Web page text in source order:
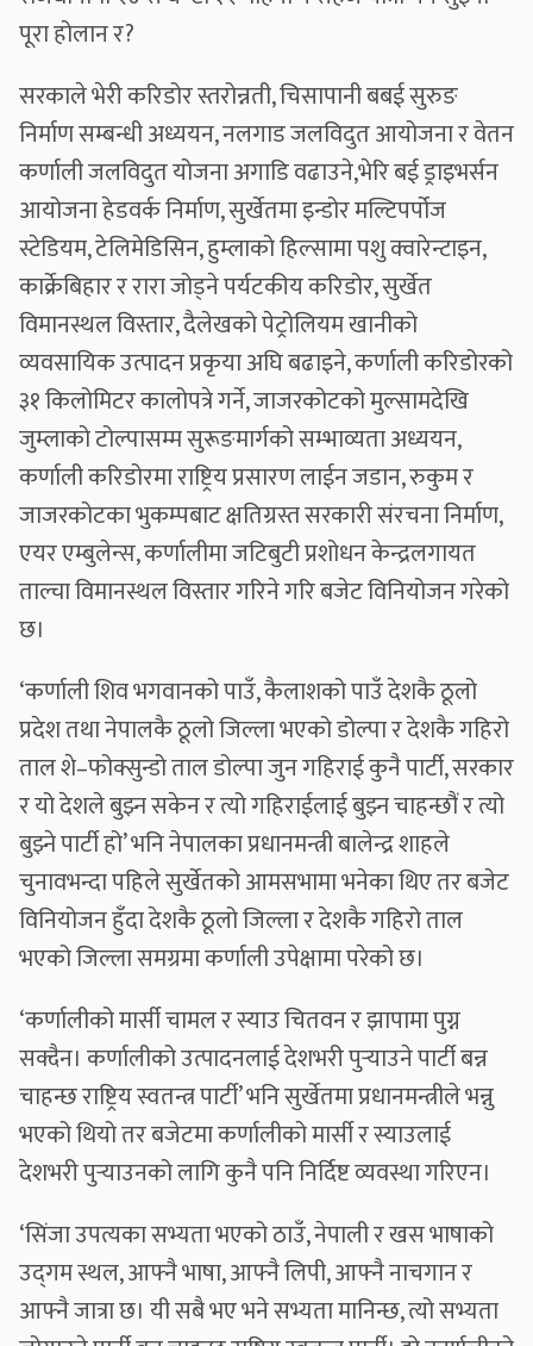
पूरा होलान र?
सरकाले भेरी करिडोर स्तरोन्नती, चिसापानी बबई सुरुङ
निर्माण सम्बन्धी अध्ययन, नलगाड जलविदुत आयोजना र वेतन
कर्णाली जलविदुत योजना अगाडि वढाउने,भेरि बई ड्राइभर्सन
आयोजना हेडवर्क निर्माण, सुर्खेतमा इन्डोर मल्टिपर्पोज
स्टेडियम, टेलिमेडिसिन, हुम्लाको हिल्सामा पशु क्वारेन्टाइन,
कार्क्रेबिहार र रारा जोड्ने पर्यटकीय करिडोर, सुर्खेत
विमानस्थल विस्तार, दैलेखको पेट्रोलियम खानीको
व्यवसायिक उत्पादन प्रकृया अघि बढाइने, कर्णाली करिडोरको
३१ किलोमिटर कालोपत्रे गर्ने, जाजरकोटको मुल्सामदेखि
जुम्लाको टोल्पासम्म सुरूङमार्गको सम्भाव्यता अध्ययन,
कर्णाली करिडोरमा राष्ट्रिय प्रसारण लाईन जडान, रुकुम र
जाजरकोटका भुकम्पबाट क्षतिग्रस्त सरकारी संरचना निर्माण,
एयर एम्बुलेन्स, कर्णालीमा जटिबुटी प्रशोधन केन्द्रलगायत
ताल्चा विमानस्थल विस्तार गरिने गरि बजेट विनियोजन गरेको
छ।
‘कर्णाली शिव भगवानको पाउँ, कैलाशको पाउँ देशकै ठूलो
प्रदेश तथा नेपालकै ठूलो जिल्ला भएको डोल्पा र देशकै गहिरो
ताल शे–फोक्सुन्डो ताल डोल्पा जुन गहिराई कुनै पार्टी, सरकार
र यो देशले बुझ्न सकेन र त्यो गहिराईलाई बुझ्न चाहन्छौं र त्यो
बुझ्ने पार्टी हो’ भनि नेपालका प्रधानमन्त्री बालेन्द्र शाहले
चुनावभन्दा पहिले सुर्खेतको आमसभामा भनेका थिए तर बजेट
विनियोजन हुँदा देशकै ठूलो जिल्ला र देशकै गहिरो ताल
भएको जिल्ला समग्रमा कर्णाली उपेक्षामा परेको छ।
‘कर्णालीको मार्सी चामल र स्याउ चितवन र झापामा पुग्न
सक्दैन। कर्णालीको उत्पादनलाई देशभरी पुर्‍याउने पार्टी बन्न
चाहन्छ राष्ट्रिय स्वतन्त्र पार्टी’ भनि सुर्खेतमा प्रधानमन्त्रीले भन्नु
भएको थियो तर बजेटमा कर्णालीको मार्सी र स्याउलाई
देशभरी पुर्‍याउनको लागि कुनै पनि निर्दिष्ट व्यवस्था गरिएन।
‘सिंजा उपत्यका सभ्यता भएको ठाउँ, नेपाली र खस भाषाको
उद्‍गम स्थल, आफ्नै भाषा, आफ्नै लिपी, आफ्नै नाचगान र
आफ्नै जात्रा छ। यी सबै भए भने सभ्यता मानिन्छ, त्यो सभ्यता